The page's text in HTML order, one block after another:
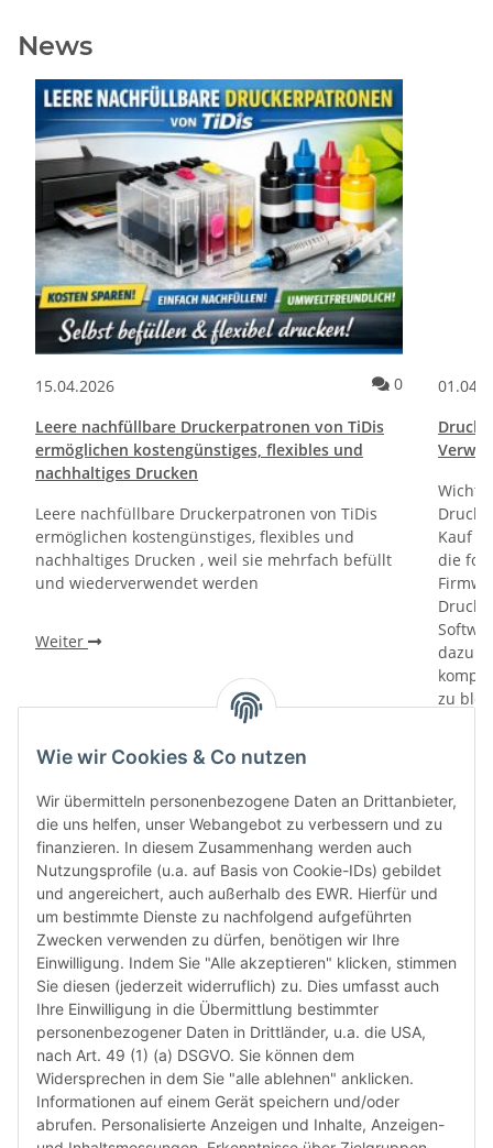
News
15.04.2026 Kommentare
0
Leere nachfüllbare Druckerpatronen von TiDis
ermöglichen kostengünstiges, flexibles und
nachhaltiges Drucken
Leere nachfüllbare Druckerpatronen von TiDis
ermöglichen kostengünstiges, flexibles und
nachhaltiges Drucken , weil sie mehrfach befüllt
und wiederverwendet werden
Weiter
Kauf
die
dazu
zu
„6-
das
Wie wir Cookies & Co nutzen
Wir übermitteln personenbezogene Daten an Drittanbieter,
die uns helfen, unser Webangebot zu verbessern und zu
finanzieren. In diesem Zusammenhang werden auch
Nutzungsprofile (u.a. auf Basis von Cookie-IDs) gebildet
und angereichert, auch außerhalb des EWR. Hierfür und
um bestimmte Dienste zu nachfolgend aufgeführten
Zwecken verwenden zu dürfen, benötigen wir Ihre
Einwilligung. Indem Sie "Alle akzeptieren" klicken, stimmen
Sie diesen (jederzeit widerruflich) zu. Dies umfasst auch
Ihre Einwilligung in die Übermittlung bestimmter
personenbezogener Daten in Drittländer, u.a. die USA,
nach Art. 49 (1) (a) DSGVO. Sie können dem
Widersprechen in dem Sie "alle ablehnen" anklicken.
Informationen auf einem Gerät speichern und/oder
abrufen. Personalisierte Anzeigen und Inhalte, Anzeigen-